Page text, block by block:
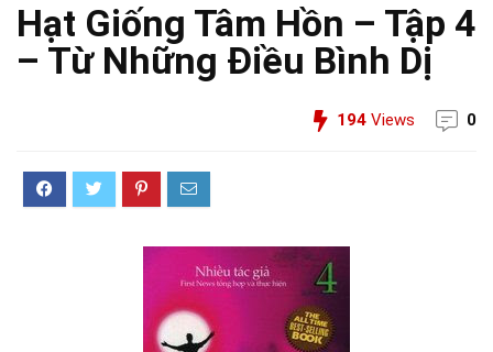
Hạt Giống Tâm Hồn – Tập 4
– Từ Những Điều Bình Dị
194 Views 0